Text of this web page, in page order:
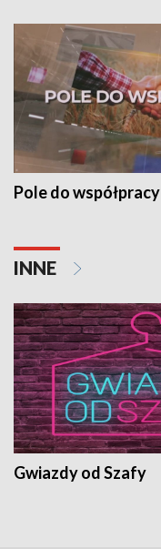
Pole do współpracy
INNE
Gwiazdy od Szafy